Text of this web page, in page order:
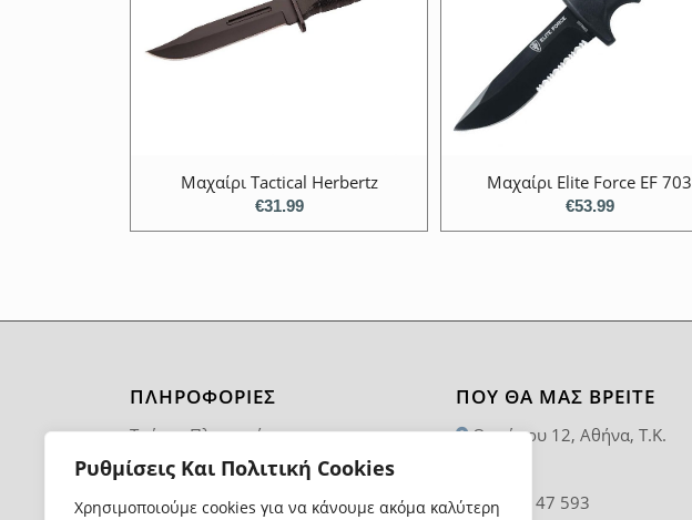
Ρυθμίσεις Και Πολιτική Cookies
Χρησιμοποιούμε cookies για να κάνουμε ακόμα καλύτερη
Μαχαίρι Τactical Herbertz
€31.99
Μαχαίρι Elite Force EF 703
€53.99
ΠΛΗΡΟΦΟΡΙΕΣ
Τρόποι Πληρωμής
Τρόποι και Κόστος Αποστολής
ΠΟΥ ΘΑ ΜΑΣ ΒΡΕΊΤΕ
Θαρύπου 12, Αθήνα, T.K.
210 92 47 593